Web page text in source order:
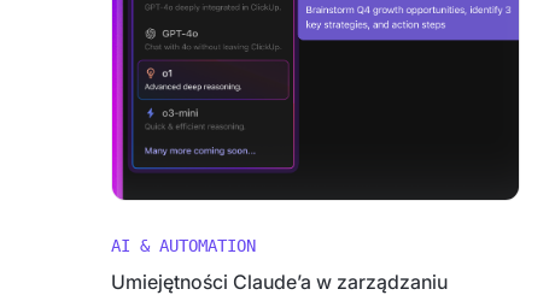
AI & AUTOMATION
Umiejętności Claude’a w zarządzaniu